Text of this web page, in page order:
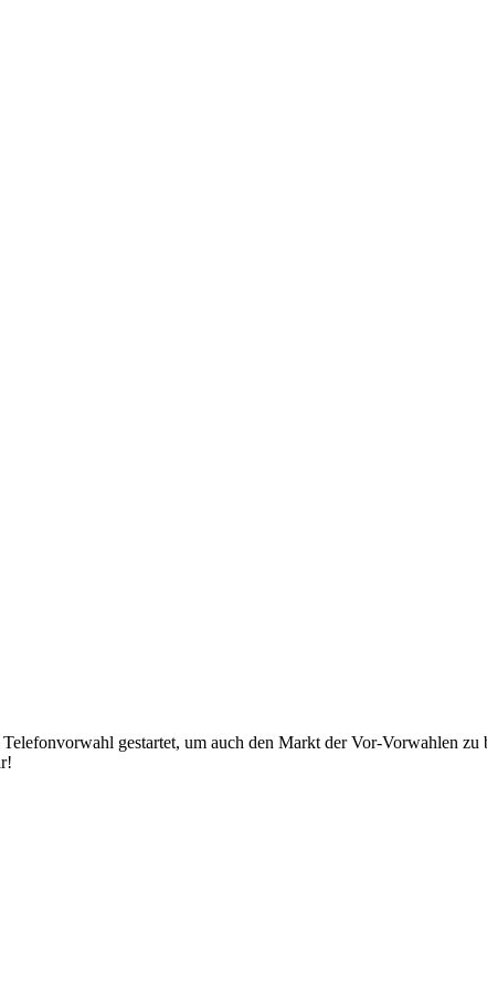
gestartet, um auch den Markt der Vor-Vorwahlen